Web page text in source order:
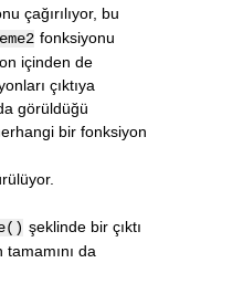
çağırılıyor, bu
fonksiyonu
içinden de
çıktıya
görüldüğü
bir fonksiyon
şeklinde bir çıktı
da